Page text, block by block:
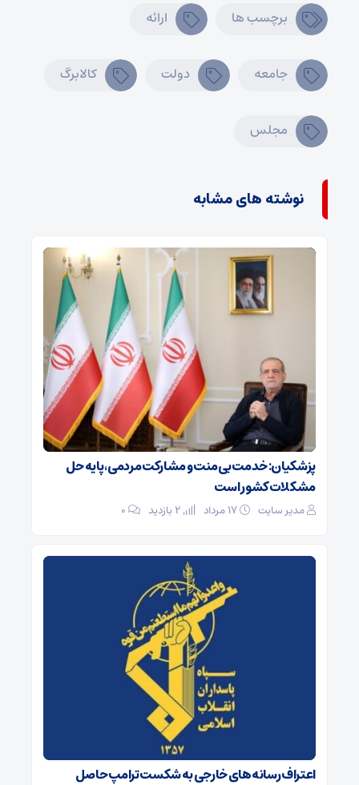
برچسب ها ارائه
جامعه دولت کالابرگ
مجلس
نوشته های مشابه
پزشکیان: خدمت بی‌منت و مشارکت مردمی، پایه حل
مشکلات کشور است
مدیر سایت ۰
اعتراف رسانه‌های خارجی به شکست ترامپ حاصل